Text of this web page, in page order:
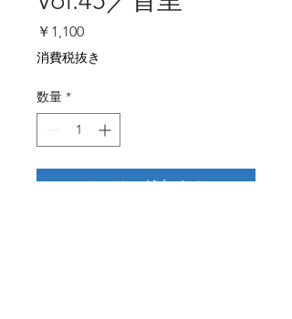
￥1,100価
格
消費税抜き
数量 *
カートに追加する